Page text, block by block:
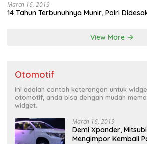
March 16, 2019
14 Tahun Terbunuhnya Munir, Polri
View More
Otomotif
Ini adalah contoh keterangan untuk
otomotif, anda bisa dengan mudah
widget.
March 16, 2019
Demi Xpander,
Mengimpor Kembali